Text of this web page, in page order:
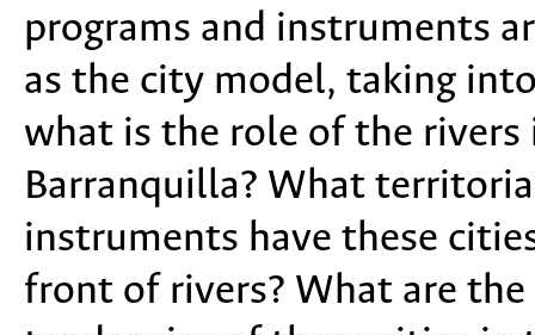
programs and instruments
as the city model, taking
what is the role of the
Barranquilla? What
instruments have these
front of rivers? What are